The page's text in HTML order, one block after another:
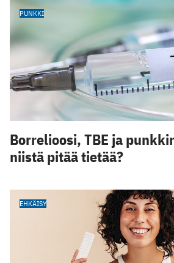
PUNKKI
Borrelioosi, TBE ja
niistä pitää tietää?
EHKÄISY